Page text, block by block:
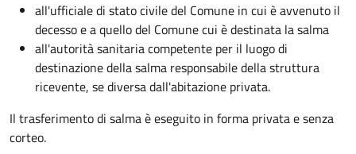
all'ufficiale di stato civile del Comune in cui è avvenuto il
decesso e a quello del Comune cui è destinata la salma
all'autorità sanitaria competente per il luogo di
destinazione della salma responsabile della struttura
ricevente, se diversa dall'abitazione privata.
Il trasferimento di salma è eseguito in forma privata e senza
corteo.